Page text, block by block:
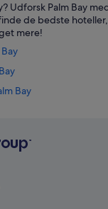
Udforsk Palm Bay
de bedste
mere!
Bay